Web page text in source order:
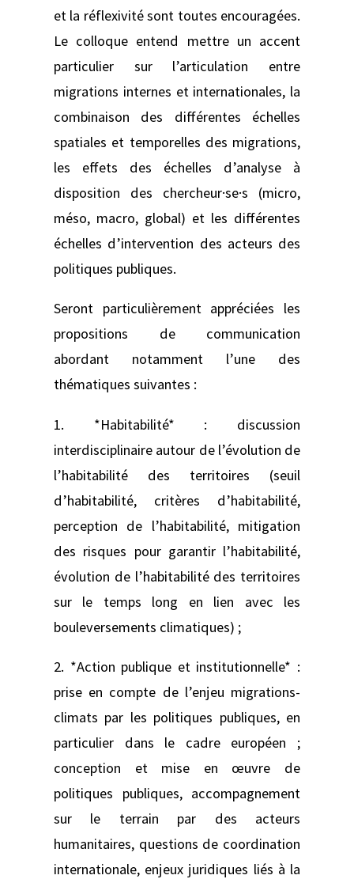
et la réflexivité sont toutes encouragées.
Le colloque entend mettre un accent
particulier sur l’articulation entre
migrations internes et internationales, la
combinaison des différentes échelles
spatiales et temporelles des migrations,
les effets des échelles d’analyse à
disposition des chercheur·se·s (micro,
méso, macro, global) et les différentes
échelles d’intervention des acteurs des
politiques publiques.
Seront particulièrement appréciées les
propositions de communication
abordant notamment l’une des
thématiques suivantes :
1. *Habitabilité* : discussion
interdisciplinaire autour de l’évolution de
l’habitabilité des territoires (seuil
d’habitabilité, critères d’habitabilité,
perception de l’habitabilité, mitigation
des risques pour garantir l’habitabilité,
évolution de l’habitabilité des territoires
sur le temps long en lien avec les
bouleversements climatiques) ;
2. *Action publique et institutionnelle* :
prise en compte de l’enjeu migrations-
climats par les politiques publiques, en
particulier dans le cadre européen ;
conception et mise en œuvre de
politiques publiques, accompagnement
sur le terrain par des acteurs
humanitaires, questions de coordination
internationale, enjeux juridiques liés à la